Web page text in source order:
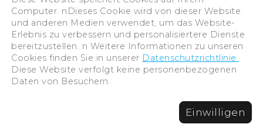
©Hiroshima Tourism Association /
Hiroshima Prefecture / Hiroshima City .
All rights reserved
Computer. nDieses Cookie wird von dieser Website
und anderen Medien verwendet, um das Website-
Erlebnis zu verbessern und personalisiertere Dienste
bereitzustellen. n Weitere Informationen zu unseren
Cookies finden Sie in unserer Datenschutzrichtlinie .
Diese Website verfolgt keine personenbezogenen
Daten von Besuchern.
Einwilligen